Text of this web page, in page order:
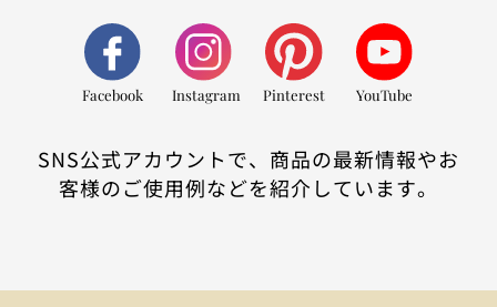
Facebook Instagram Pinterest YouTube
SNS公式アカウントで、商品の最新情報やお
客様のご使用例などを紹介しています。